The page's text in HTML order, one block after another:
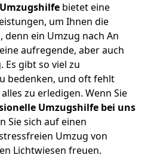
Umzugshilfe bietet eine
um Ihnen die
denn ein Umzug nach An
aufregende, aber auch
gibt so viel zu
bedenken, und oft fehlt
zu erledigen. Wenn Sie
Umzugshilfe bei uns
Sie sich auf einen
Umzug von
Lichtwiesen freuen.